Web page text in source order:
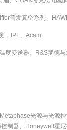
普发真空系列、
，IPF、Acam
度变送器、R&S罗德
光源与光源
制器、Honeywell霍